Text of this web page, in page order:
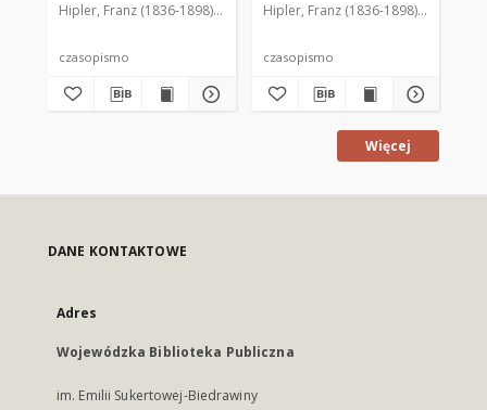
Hipler, Franz (1836-1898). Red.
czasopismo
Hipler, Franz (1836-1898). Red.
czasopismo
Więcej
DANE KONTAKTOWE
Adres
Wojewódzka Biblioteka Publiczna
im. Emilii Sukertowej-Biedrawiny